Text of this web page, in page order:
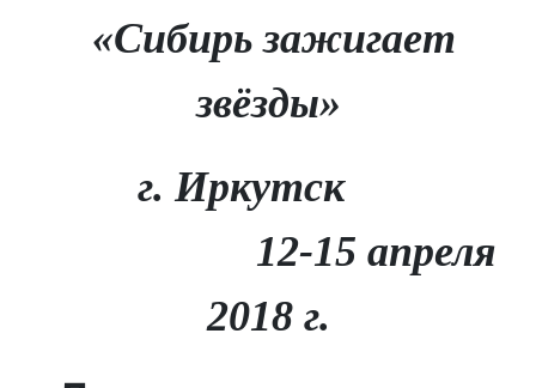
«Сибирь зажигает
звёзды»
г. Иркутск
12-15 апреля
2018 г.